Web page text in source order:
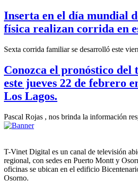
Inserta en el día mundial
física realizan corrida en
Sexta corrida familiar se desarrolló este
Conozca el pronóstico del
este jueves 22 de febrero
Los Lagos.
Pascal Rojas , nos brinda la información
T-Vinet Digital es un canal de televisión
regional, con sedes en Puerto Montt y
oficinas se ubican en el edificio
Osorno.